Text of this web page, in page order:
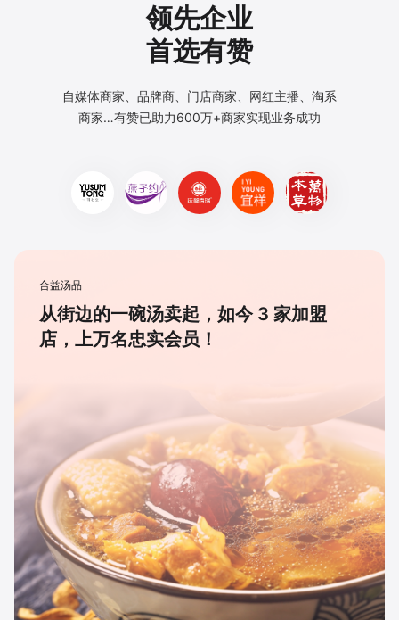
领先企业
首选有赞
自媒体商家、品牌商、门店商家、网红主播、淘系
商家…有赞已助力600万+商家实现业务成功
合益汤品
从街边的一碗汤卖起，如今 3 家加盟
店，上万名忠实会员！